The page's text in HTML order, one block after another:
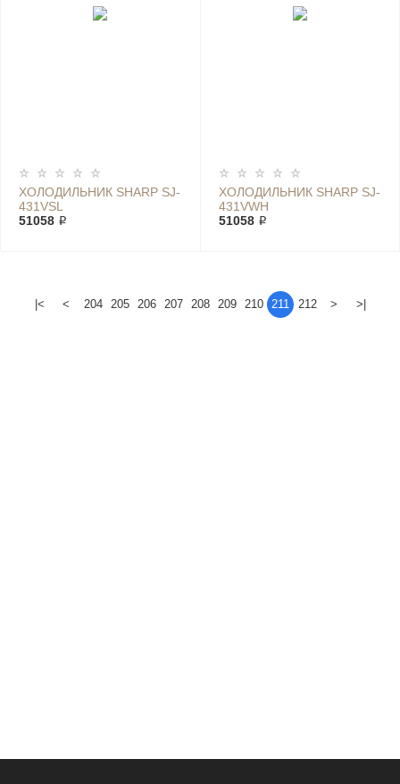
ХОЛОДИЛЬНИК SHARP SJ-
431VSL
51058 ₽
ХОЛОДИЛЬНИК SHARP SJ-
431VWH
51058 ₽
|< < 204 205 206 207 208 209 210 211 212 > >|